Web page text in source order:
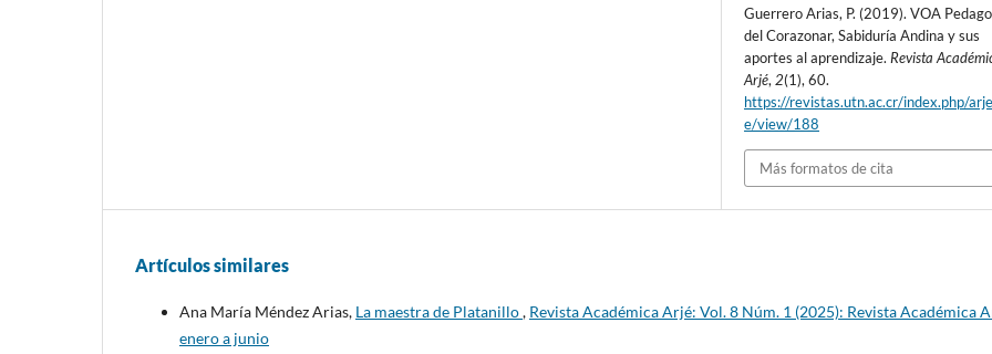
Guerrero Arias, P. (2019). VOA
del Corazonar, Sabiduría Andina y sus
aportes al aprendizaje. Revista
Arjé, 2(1), 60.
https://revistas.utn.ac.cr/index.php/
e/view/188
Más formatos de cita
Artículos similares
Ana María Méndez Arias, La maestra de Platanillo, Revista Académica Arjé: Vol. 8 Núm. 1 (2025): Revista Académica
enero a junio